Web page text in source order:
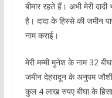
बीमार रहते हैं। अभी मेरी
है। दादा के हिस्से की जमीन
नाम कराई।
मेरी मम्मी मुनेश के नाम 32
जमीन देहरादून के अनुपम
कुल 4 लाख रुपए बीघा के